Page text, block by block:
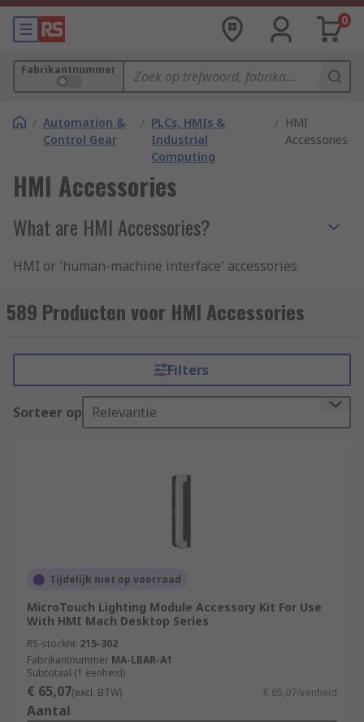
0
Fabrikantnummer
/ Automation &
Control Gear
/ PLCs, HMIs &
Industrial
Computing
/ HMI
Accessories
HMI Accessories
What are HMI Accessories?
HMI or 'human-machine interface' accessories
used in conjunction with HMI's. This enables the
user to get the most out of the technology and
processes. Typical HMI accessories include
everything fromcablestomemory cards.
Types of HMI accessories
that are categorised by types and
Panels
Switches
Connectors
Controllers
Fittings
589 Producten voor HMI Accessories
Filters
Sorteer op Relevantie
Tijdelijk niet op voorraad
MicroTouch Lighting Module Accessory Kit For Use
With HMI Mach Desktop Series
RS-stocknr. 215-302
Fabrikantnummer MA-LBAR-A1
Subtotaal (1 eenheid)
€ 65,07(excl. BTW) € 65,07/eenheid
Aantal